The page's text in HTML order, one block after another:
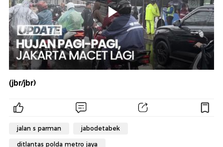
(jbr/jbr)
jalan s parman jabodetabek
ditlantas polda metro jaya